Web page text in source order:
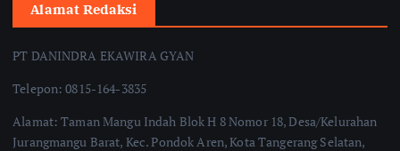
Alamat Redaksi
PT DANINDRA EKAWIRA GYAN
Telepon: 0815-164-3835
Alamat: Taman Mangu Indah Blok H 8 Nomor 18, Desa/Kelurahan
Jurangmangu Barat, Kec. Pondok Aren, Kota Tangerang Selatan,